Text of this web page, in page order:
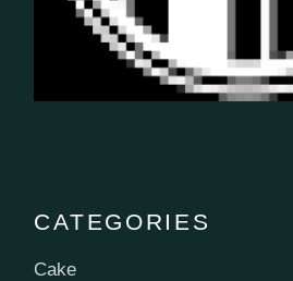
CATEGORIES
Cake